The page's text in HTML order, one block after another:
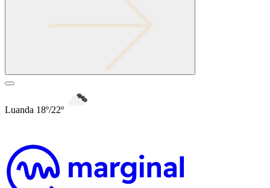
Luanda 18º/22º